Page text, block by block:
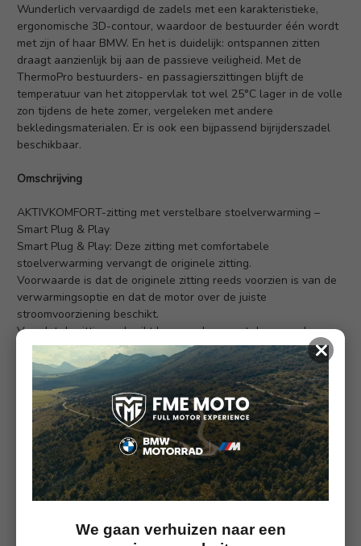
Wunderlich vervaardigd de zadels met een karakteristieke,
ergonomische 3D-contour, waardoor de bestuurder één wordt
met zijn of haar BMW. En het is duidelijk: ontspannen zitten
draagt aanzienlijk bij aan de passieve veiligheid. Met de
ThermoPro bestuurders- en passagierszittingen blijft de
temperatuur van het zitoppervlak tot wel 25°C lager in de volle
zon tijdens de hete zomer, vergeleken met andere
bekledingsmaterialen. Er is ook een bijpassend bijrijderszadel
beschikbaar.
Omschrijving
AKTIVKOMFORT-zitting met verstelbare stoelverwarming –
Smart Plug & Play
Smart Plug & Play: Deze zitting met comfortabele
stoelverwarming vervangt de originele zitting.
Voorwaarde is dat de originele zitting reeds voorzien is van de
verwarmingsoptie en dat de motor over de juiste
stroomvoorziening beschikt.
Voordat de zitting gebruikt kan worden, moet deze worden
aangesloten op het elektrische systeem van de motor.
Dit gebeurt met de bijpassende, kabel; Plug & Play!
Het instellen van het gewenste verwarmingsniveau gebeurt
zoals gebruikelijk via het voertuigmenu.
Dit geldt voor alle AKTIVKOMFORT-
zittingen:
Door de doordachte constructie wordt het ‘doorzakken’ van de
vulling betrouwbaar voorkomen en wordt de zitdruk gelijkmatig
over een groter oppervlak verdeeld. Dit resulteert in een
×
We gaan verhuizen naar een